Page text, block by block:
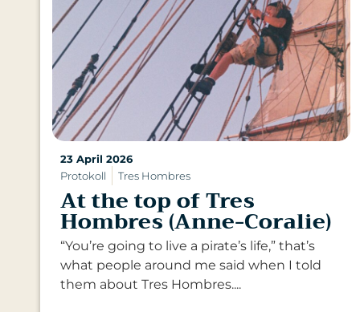
23 April 2026
Protokoll
Tres Hombres
At the top of Tres
Hombres (Anne-Coralie)
“You’re going to live a pirate’s life,” that’s
what people around me said when I told
them about Tres Hombres....